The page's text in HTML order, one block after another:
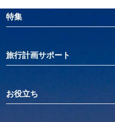
特集
旅行計画サポート
お役立ち